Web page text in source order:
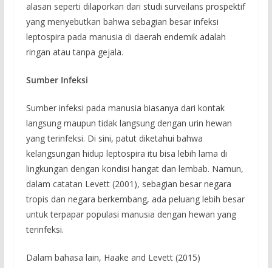
alasan seperti dilaporkan dari studi surveilans prospektif
yang menyebutkan bahwa sebagian besar infeksi
leptospira pada manusia di daerah endemik adalah
ringan atau tanpa gejala.
Sumber Infeksi
Sumber infeksi pada manusia biasanya dari kontak
langsung maupun tidak langsung dengan urin hewan
yang terinfeksi. Di sini, patut diketahui bahwa
kelangsungan hidup leptospira itu bisa lebih lama di
lingkungan dengan kondisi hangat dan lembab. Namun,
dalam catatan Levett (2001), sebagian besar negara
tropis dan negara berkembang, ada peluang lebih besar
untuk terpapar populasi manusia dengan hewan yang
terinfeksi.
Dalam bahasa lain, Haake and Levett (2015)